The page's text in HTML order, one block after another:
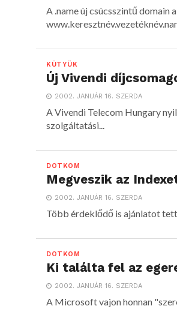
A .name új csúcsszintű domain
KÜTYÜK
Új Vivendi
2002. JANUÁR 16. SZERDA
A Vivendi Telecom Hungary
szolgáltatási...
DOTKOM
Megveszik az
2002. JANUÁR 16. SZERDA
Több érdeklődő is ajánlatot
DOTKOM
Ki találta fel az
2002. JANUÁR 16. SZERDA
A Microsoft vajon honnan